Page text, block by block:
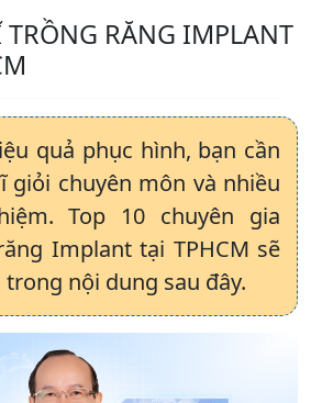
TRỒNG RĂNG IMPLANT
quả phục hình, bạn cần
giỏi chuyên môn và nhiều
Top 10 chuyên gia
Implant tại TPHCM sẽ
nội dung sau đây.